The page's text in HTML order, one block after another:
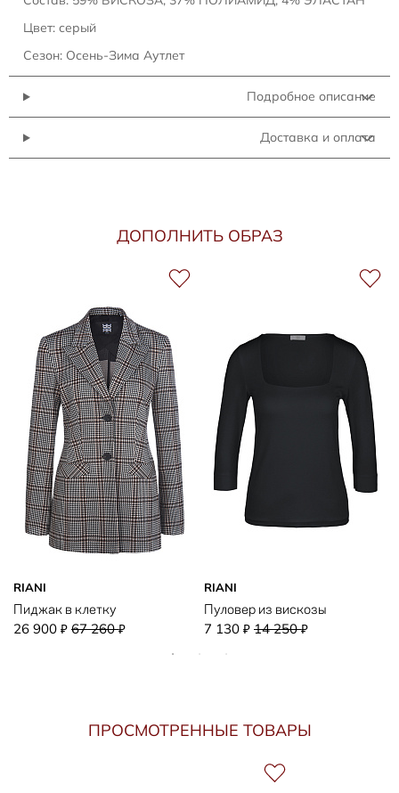
Цвет: серый
Сезон: Осень-Зима Аутлет
Подробное описание
Доставка и оплата
ДОПОЛНИТЬ ОБРАЗ
RIANI
Пиджак в клетку
26 900 ₽ 67 260₽
RIANI
Пуловер из вискозы
7 130 ₽ 14 250₽
ПРОСМОТРЕННЫЕ ТОВАРЫ